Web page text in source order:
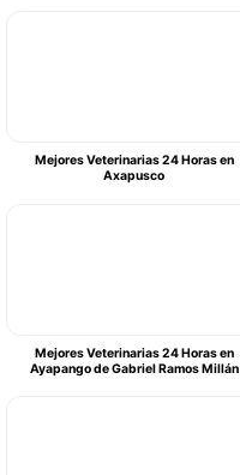
Mejores Veterinarias 24 Horas en
Axapusco
Mejores Veterinarias 24 Horas en
Ayapango de Gabriel Ramos Millán